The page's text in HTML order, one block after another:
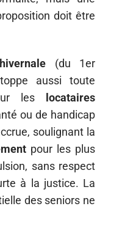
doit être
(du 1er
aussi toute
les
locataires
ou de handicap
soulignant la
pour les plus
sans respect
à la justice. La
des seniors ne